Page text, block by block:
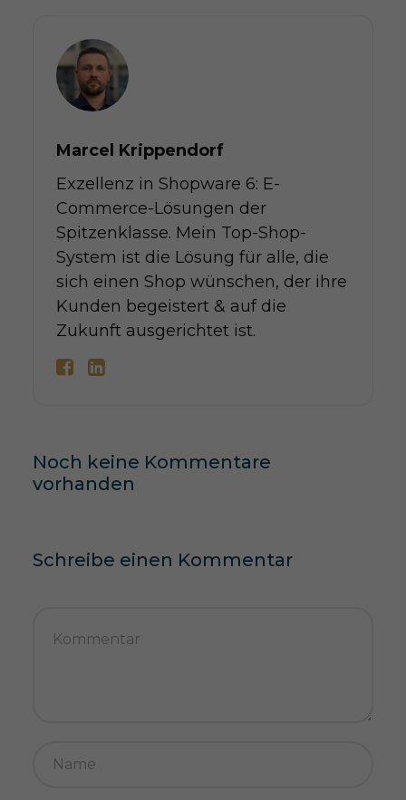
Marcel Krippendorf
Exzellenz in Shopware 6: E-
Commerce-Lösungen der
Spitzenklasse. Mein Top-Shop-
System ist die Lösung für alle, die
sich einen Shop wünschen, der ihre
Kunden begeistert & auf die
Zukunft ausgerichtet ist.
Noch keine Kommentare
vorhanden
Schreibe einen Kommentar